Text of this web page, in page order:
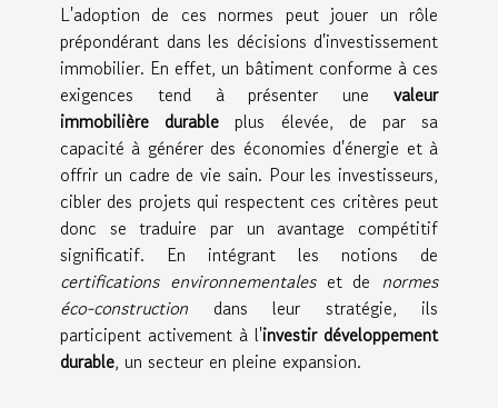
L'adoption de ces normes peut jouer un rôle
prépondérant dans les décisions d'investissement
immobilier. En effet, un bâtiment conforme à ces
exigences tend à présenter une valeur
immobilière durable plus élevée, de par sa
capacité à générer des économies d'énergie et à
offrir un cadre de vie sain. Pour les investisseurs,
cibler des projets qui respectent ces critères peut
donc se traduire par un avantage compétitif
significatif. En intégrant les notions de
certifications environnementaleset de normes
éco-construction dans leur stratégie, ils
participent activement à l'investir développement
durable, un secteur en pleine expansion.